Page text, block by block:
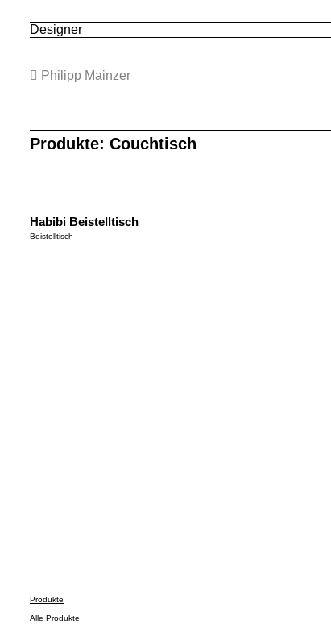
Designer
Philipp Mainzer
Produkte: Couchtisch
Habibi Beistelltisch
Beistelltisch
Produkte
Alle Produkte